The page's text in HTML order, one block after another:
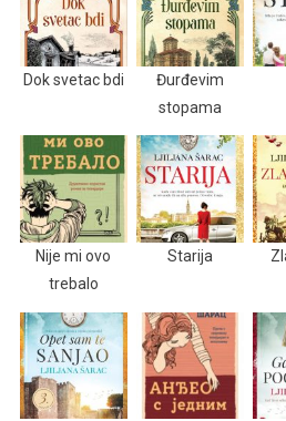
Dok svetac bdi
Đurđevim
stopama
Nije mi ovo
trebalo
Starija